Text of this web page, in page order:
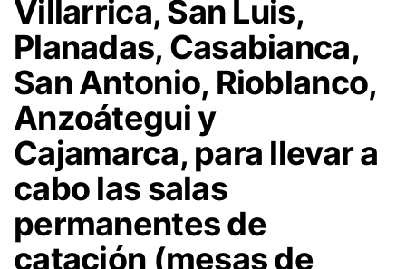
Villarrica, San Luis,
Planadas, Casabianca,
San Antonio, Rioblanco,
Anzoátegui y
Cajamarca, para llevar a
cabo las salas
permanentes de
catación (mesas de